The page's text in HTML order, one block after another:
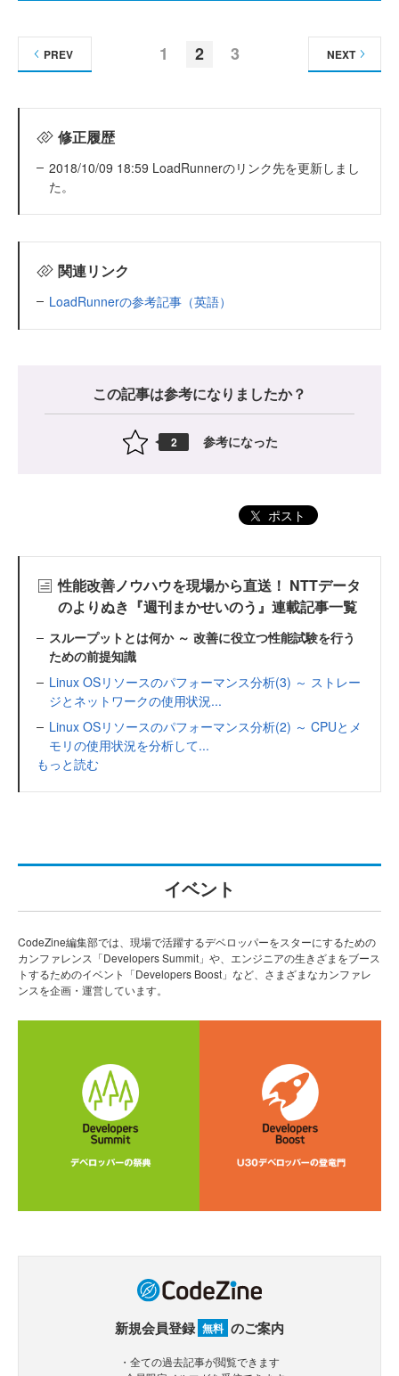
1 2 3
PREV NEXT
修正履歴
2018/10/09 18:59 LoadRunnerのリンク先を更新しまし
た。
関連リンク
LoadRunnerの参考記事（英語）
この記事は参考になりましたか？
2 参考になった
ポスト
性能改善ノウハウを現場から直送！ NTTデータ
のよりぬき『週刊まかせいのう』連載記事一覧
スループットとは何か ～ 改善に役立つ性能試験を行う
ための前提知識
Linux OSリソースのパフォーマンス分析(3) ～ ストレー
ジとネットワークの使用状況...
Linux OSリソースのパフォーマンス分析(2) ～ CPUとメ
モリの使用状況を分析して...
もっと読む
イベント
CodeZine編集部では、現場で活躍するデベロッパーをスターにするための
カンファレンス「Developers Summit」や、エンジニアの生きざまをブース
トするためのイベント「Developers Boost」など、さまざまなカンファレ
ンスを企画・運営しています。
新規会員登録 無料 のご案内
・全ての過去記事が閲覧できます